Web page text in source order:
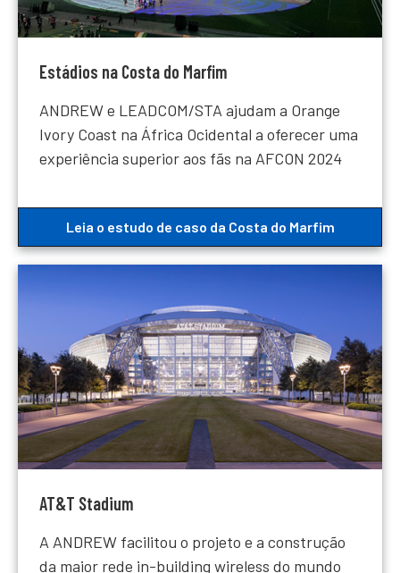
Estádios na Costa do Marfim
ANDREW e LEADCOM/STA ajudam a Orange
Ivory Coast na África Ocidental a oferecer uma
experiência superior aos fãs na AFCON 2024
Leia o estudo de caso da Costa do Marfim
AT&T Stadium
A ANDREW facilitou o projeto e a construção
da maior rede in-building wireless do mundo